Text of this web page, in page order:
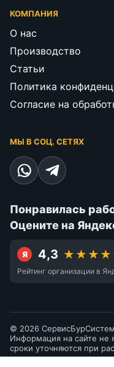
КОМПАНИЯ
О нас
Производство
Статьи
Политика
Согласие на
МЫ В СОЦ. СЕТЯХ
Понравилась
Оцените на
Я 4,3
Рейтинг организации в
© 2026
Информация на сайте не
сроки уточняются при